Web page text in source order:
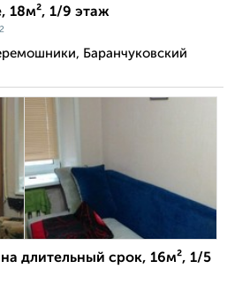
18м², 1/9 этаж
Баранчуковский
длительный срок, 16м², 1/5